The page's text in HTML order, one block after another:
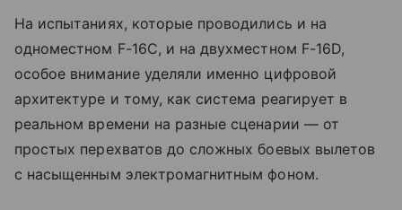
На испытаниях, которые проводились и на
одноместном F-16C, и на двухместном F-16D,
особое внимание уделяли именно цифровой
архитектуре и тому, как система реагирует в
реальном времени на разные сценарии — от
простых перехватов до сложных боевых вылетов
с насыщенным электромагнитным фоном.